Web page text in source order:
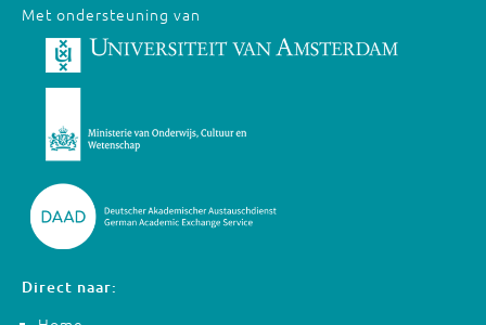
Met ondersteuning van
Direct naar: